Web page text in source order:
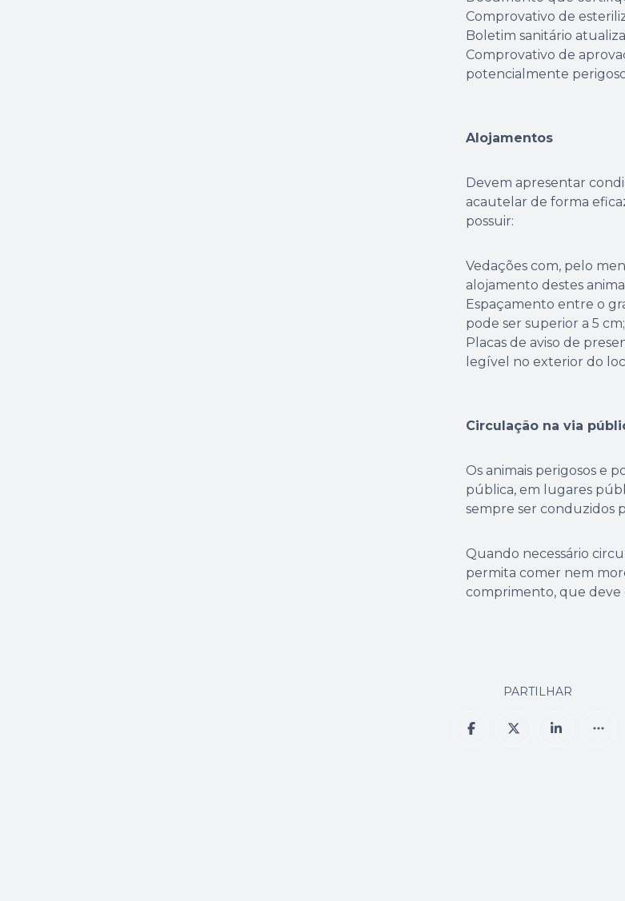
Comprovativo de
Boletim sanitário
Comprovativo de
potencialmente
Alojamentos
Devem apresentar
acautelar de forma
possuir:
Vedações com, pelo
alojamento destes
Espaçamento entre o
pode ser superior a 5 cm;
Placas de aviso de
legível no exterior do
Circulação na via
Os animais perigosos e
pública, em lugares
sempre ser conduzidos
Quando necessário
permita comer nem
comprimento, que deve
PARTILHAR